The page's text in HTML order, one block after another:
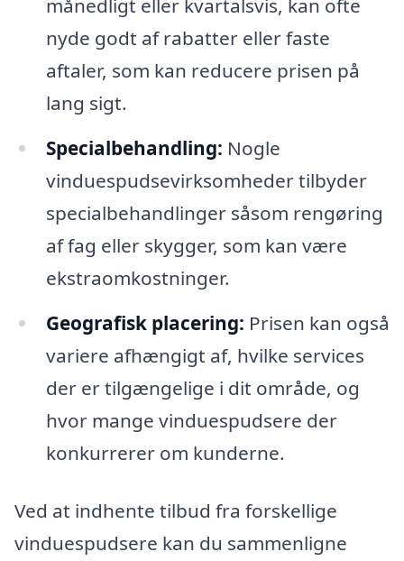
månedligt eller kvartalsvis, kan ofte
nyde godt af rabatter eller faste
aftaler, som kan reducere prisen på
lang sigt.
Specialbehandling: Nogle
vinduespudsevirksomheder tilbyder
specialbehandlinger såsom rengøring
af fag eller skygger, som kan være
ekstraomkostninger.
Geografisk placering: Prisen kan også
variere afhængigt af, hvilke services
der er tilgængelige i dit område, og
hvor mange vinduespudsere der
konkurrerer om kunderne.
Ved at indhente tilbud fra forskellige
vinduespudsere kan du sammenligne